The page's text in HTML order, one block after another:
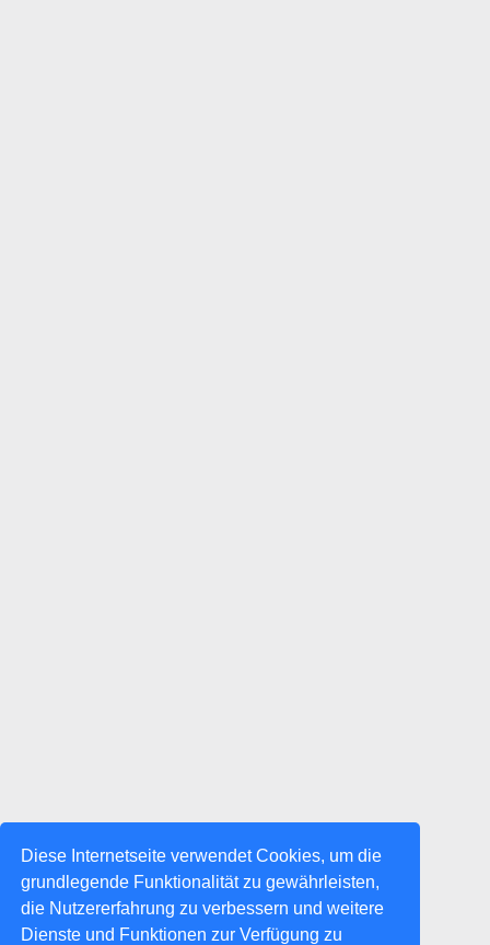
Diese Internetseite verwendet Cookies, um die
grundlegende Funktionalität zu gewährleisten,
die Nutzererfahrung zu verbessern und weitere
Dienste und Funktionen zur Verfügung zu